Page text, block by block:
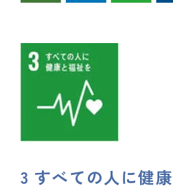
3 すべての人に健